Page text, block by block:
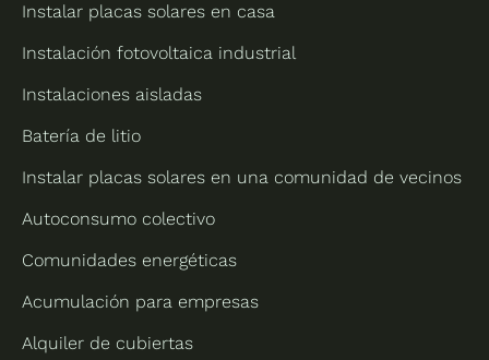
Instalar placas solares en casa
Instalación fotovoltaica industrial
Instalaciones aisladas
Batería de litio
Instalar placas solares en una comunidad de vecinos
Autoconsumo colectivo
Comunidades energéticas
Acumulación para empresas
Alquiler de cubiertas